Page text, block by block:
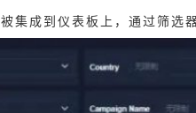
集成到仪表板上，通过筛选